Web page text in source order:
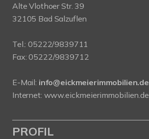
Alte Vlothoer Str. 39
32105 Bad Salzuflen
Tel.:05222/9839711
Fax: 05222/9839712
E-Mail: info@eickmeierimmobilien.de
Internet: www.eickmeierimmobilien.de
PROFIL